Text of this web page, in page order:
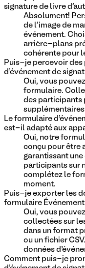
signature de livre
Absolument!
de l'image de
événement.
arrière-plans
cohérente pour
Puis-je percevoir des
d'événement de
Oui, vous
formulaire.
des participants
supplémentaires
Le formulaire
est-il adapté aux
Oui, notre
conçu pour être
garantissant
participants sur
complétez le
moment.
Puis-je exporter les
formulaire
Oui, vous
collectées sur
dans un format
ou un fichier
données
Comment puis-je